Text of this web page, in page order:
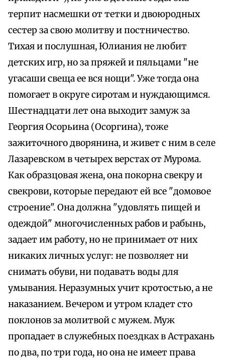
терпит насмешки от тетки и двоюродных
сестер за свою молитву и постничество.
Тихая и послушная, Юлиания не любит
детских игр, но за пряжей и пяльцами "не
угасаши свеща ее вся нощи". Уже тогда она
помогает в округе сиротам и нуждающимся.
Шестнадцати лет она выходит замуж за
Георгия Осорьина (Осоргина), тоже
зажиточного дворянина, и живет с ним в селе
Лазаревском в четырех верстах от Мурома.
Как образцовая жена, она покорна свекру и
свекрови, которые передают ей все "домовое
строение". Она должна "удовлять пищей и
одеждой" многочисленных рабов и рабынь,
задает им работу, но не принимает от них
никаких личных услуг: не позволяет ни
снимать обуви, ни подавать воды для
умывания. Неразумных учит кротостью, а не
наказанием. Вечером и утром кладет сто
поклонов за молитвой с мужем. Муж
пропадает в служебных поездках в Астрахань
по два, по три года, но она не имеет права